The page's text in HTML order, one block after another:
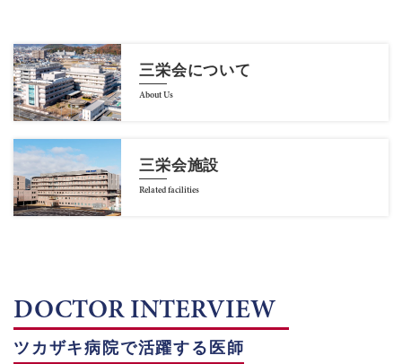
三栄会について
About Us
三栄会施設
Related facilities
DOCTOR INTERVIEW
ツカザキ病院で活躍する医師